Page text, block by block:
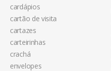
cardápios
cartão de visita
cartazes
carteirinhas
crachá
envelopes